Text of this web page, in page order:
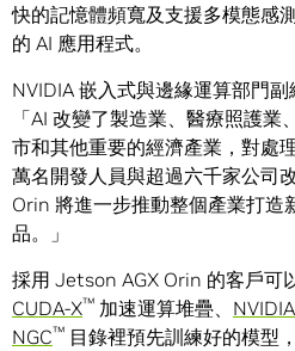
快的記憶體頻寬及支援多模態感
的 AI 應用程式。
NVIDIA 嵌入式與邊緣運算部門副
「AI 改變了製造業、醫療照護
市和其他重要的經濟產業，對處
萬名開發人員與超過六千家公司
Orin 將進一步推動整個產業打造
品。」
採用 Jetson AGX Orin 的客戶可
CUDA-X™ 加速運算堆疊、
NGC™ 目錄裡預先訓練好的模型